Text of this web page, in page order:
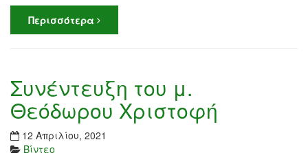
Περισσότερα
Συνέντευξη του μ.
Θεόδωρου Χριστοφή
12 Απριλίου, 2021
Βίντεο